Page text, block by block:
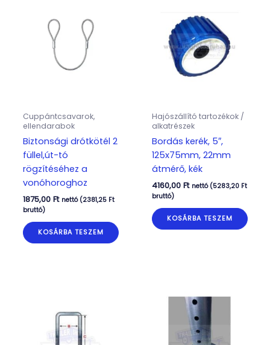
Cuppántcsavarok,
ellendarabok
Biztonsági drótkötél 2
füllel,út-tó
rögzítéséhez a
vonóhoroghoz
1875,00 Ft nettó (2381,25 Ft
bruttó)
KOSÁRBA TESZEM
Hajószállító tartozékok /
alkatrészek
Bordás kerék, 5″,
125x75mm, 22mm
átmérő, kék
4160,00 Ft nettó (5283,20 Ft
bruttó)
KOSÁRBA TESZEM